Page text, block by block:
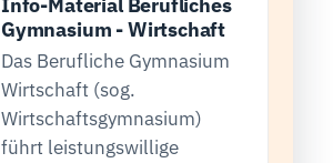
Info-Material Berufliches
Gymnasium - Wirtschaft
Das Berufliche Gymnasium
Wirtschaft (sog.
Wirtschaftsgymnasium)
führt leistungswillige